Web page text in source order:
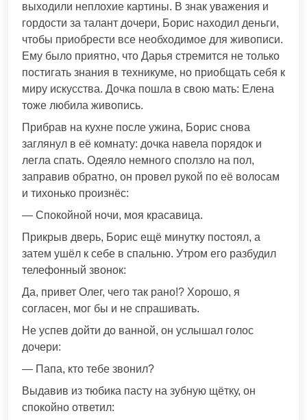
выходили неплохие картины. В знак уважения и
гордости за талант дочери, Борис находил деньги,
чтобы приобрести все необходимое для живописи.
Ему было приятно, что Дарья стремится не только
постигать знания в техникуме, но приобщать себя к
миру искусства. Дочка пошла в свою мать: Елена
тоже любила живопись.
Прибрав на кухне после ужина, Борис снова
заглянул в её комнату: дочка навела порядок и
легла спать. Одеяло немного сползло на пол,
заправив обратно, он провел рукой по её волосам
и тихонько произнёс:
— Спокойной ночи, моя красавица.
Прикрыв дверь, Борис ещё минутку постоял, а
затем ушёл к себе в спальню. Утром его разбудил
телефонный звонок:
Да, привет Олег, чего так рано!? Хорошо, я
согласен, мог бы и не спрашивать.
Не успев дойти до ванной, он услышал голос
дочери:
— Папа, кто тебе звонил?
Выдавив из тюбика пасту на зубную щётку, он
спокойно ответил: